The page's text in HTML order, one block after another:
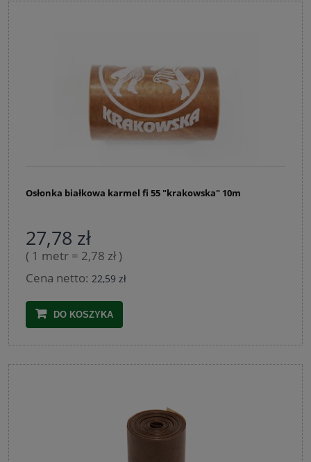
Osłonka białkowa karmel fi 55 "krakowska" 10m
27,78 zł
( 1 metr = 2,78 zł )
Cena netto: 22,59 zł
DO KOSZYKA